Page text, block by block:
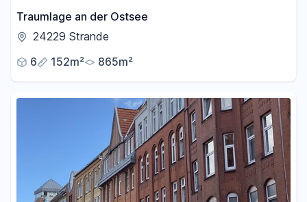
Traumlage an der Ostsee
24229 Strande
6
152m² 865m²